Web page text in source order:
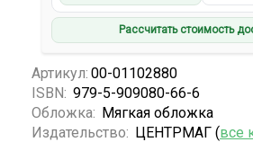
Рассчитать стоимость
Артикул: 00-01102880
ISBN: 979-5-909080-66-6
Обложка: Мягкая обложка
Издательство: ЦЕНТРМАГ (все